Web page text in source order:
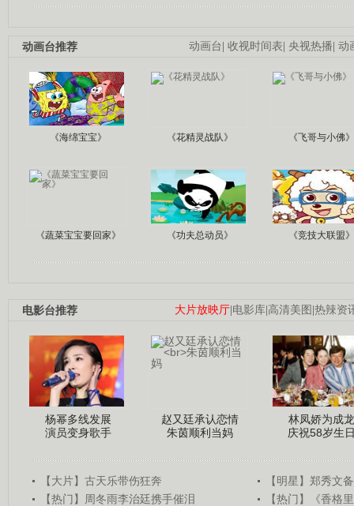
动画台| 收视时间表| 央视热播| 动
动画台推荐
《海绵宝宝》 《花精灵战队》 《飞哥与小佛》
《蔬菜宝宝要回家》 《功夫总动员》 《竞技大联盟》
大片放映厅|电影库|高清美图 |热辣资
电影台推荐
杨幂多线发展
演员变身歌手
赵又廷承认恋情
朱茵顺利当妈
林凤娇为成龙
庆祝58岁生
【大片】古天乐带伤狂奔
【明星】郑秀文
【热门】周冬雨李治廷携手催泪
【热门】《香格